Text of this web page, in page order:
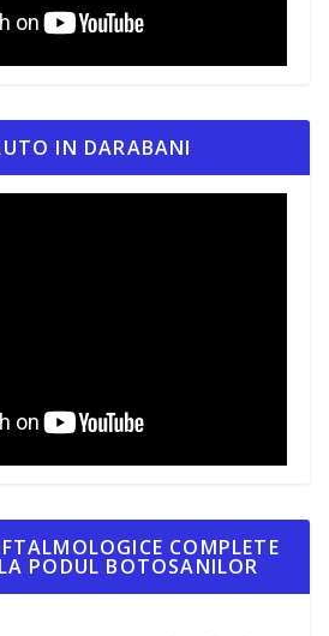
IN DARABANI
COMPLETE
PODUL BOTOSANILOR